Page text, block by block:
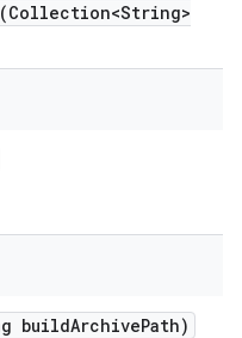
(Collection<String>
buildArchivePath)